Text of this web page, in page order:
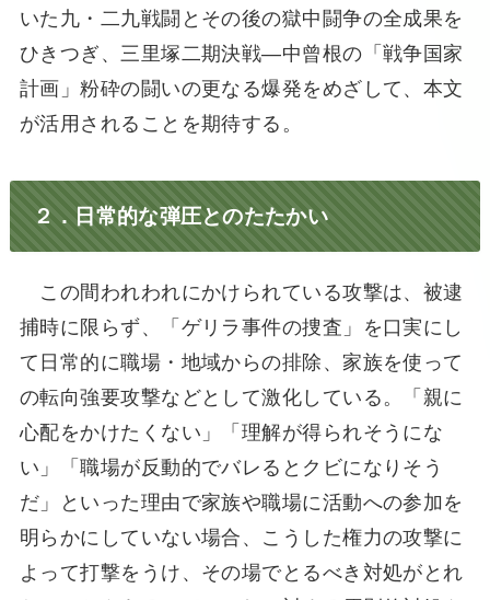
いた九・二九戦闘とその後の獄中闘争の全成果を
ひきつぎ、三里塚二期決戦―中曾根の「戦争国家
計画」粉砕の闘いの更なる爆発をめざして、本文
が活用されることを期待する。
２．日常的な弾圧とのたたかい
この間われわれにかけられている攻撃は、被逮
捕時に限らず、「ゲリラ事件の捜査」を口実にし
て日常的に職場・地域からの排除、家族を使って
の転向強要攻撃などとして激化している。「親に
心配をかけたくない」「理解が得られそうにな
い」「職場が反動的でバレるとクビになりそう
だ」といった理由で家族や職場に活動への参加を
明らかにしていない場合、こうした権力の攻撃に
よって打撃をうけ、その場でとるべき対処がとれ